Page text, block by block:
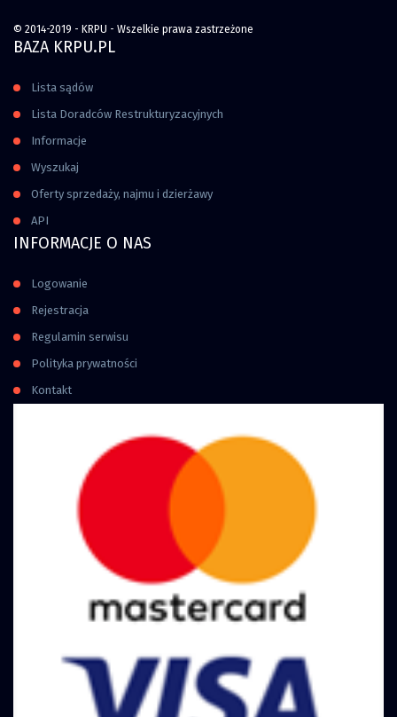
© 2014-2019 - KRPU - Wszelkie prawa zastrzeżone
BAZA KRPU.PL
Lista sądów
Lista Doradców Restrukturyzacyjnych
Informacje
Wyszukaj
Oferty sprzedaży, najmu i dzierżawy
API
INFORMACJE O NAS
Logowanie
Rejestracja
Regulamin serwisu
Polityka prywatności
Kontakt